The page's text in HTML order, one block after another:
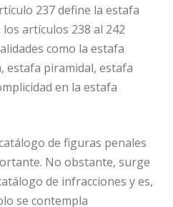
237 define la estafa
artículos 238 al 242
como la estafa
estafa piramidal, estafa
en la estafa
de figuras penales
No obstante, surge
de infracciones y es,
se contempla